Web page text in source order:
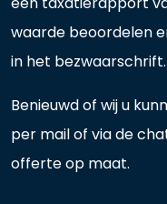
waarde beoordelen
in het bezwaarschrift.
Benieuwd of wij u
per mail of via de
offerte op maat.